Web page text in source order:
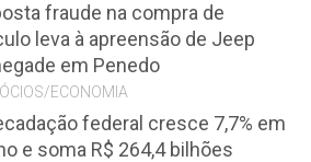
fraude na compra de
leva à apreensão de Jeep
em Penedo
ECONOMIA
federal cresce 7,7% em
e soma R$ 264,4 bilhões